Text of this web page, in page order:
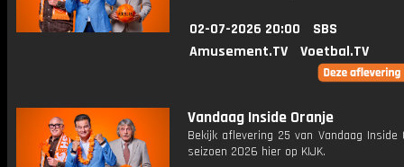
02-07-2026 20:00
SBS
Amusement.TV
Voetbal.TV
Vandaag Inside Oranje
Bekijk aflevering 25 van Vandaag Inside
seizoen 2026 hier op KIJK.